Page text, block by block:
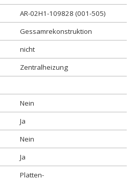
AR-02H1-109828 (001-505)
Gessamrekonstruktion
nicht
Zentralheizung
Nein
Ja
Nein
Ja
Platten-